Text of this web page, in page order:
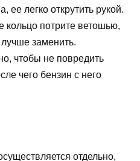
ее легко открутить рукой.
кольцо потрите ветошью,
заменить.
чтобы не повредить
чего бензин с него
отдельно,